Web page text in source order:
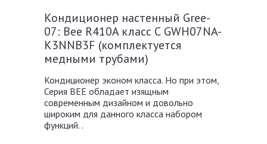
Кондиционер настенный Gree-
07: Bee R410A класс С GWH07NA-
K3NNB3F (комплектуется
медными трубами)
Кондиционер эконом класса. Но при этом,
Серия BEE обладает изящным
современным дизайном и довольно
широким для данного класса набором
функций. .